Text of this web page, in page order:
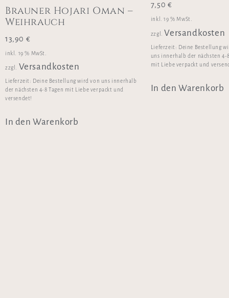
Brauner Hojari Oman –
Weihrauch
13,90 €
inkl. 19 % MwSt.
zzgl. Versandkosten
Lieferzeit: Deine Bestellung wird von uns innerhalb
der nächsten 4-8 Tagen mit Liebe verpackt und
versendet!
In den Warenkorb
7,50 €
inkl. 19 % MwSt.
zzgl. Versandkosten
Lieferzeit: Deine Bestellung
uns innerhalb der nächsten 4-
mit Liebe verpackt und
In den Warenkorb